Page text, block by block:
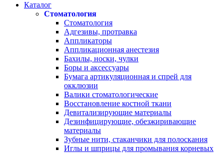
Каталог
Стоматология
Стоматология
Адгезивы, протравка
Аппликаторы
Аппликационная анестезия
Бахилы, носки, чулки
Боры и аксессуары
Бумага артикуляционная и спрей для
окклюзии
Валики стоматологические
Восстановление костной ткани
Девитализирующие материалы
Дезинфицирующие, обезжиривающие
материалы
Зубные нити, стаканчики для полоскания
Иглы и шприцы для промывания корневых